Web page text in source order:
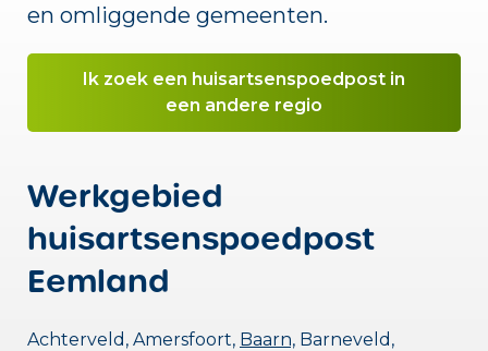
en omliggende gemeenten.
Ik zoek een huisartsenspoedpost in
een andere regio
Werkgebied
huisartsenspoedpost
Eemland
Achterveld, Amersfoort, Baarn, Barneveld,